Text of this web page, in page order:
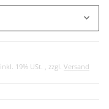
inkl. 19% USt. , zzgl. Versand